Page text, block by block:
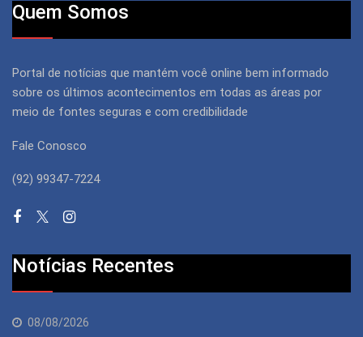
Quem Somos
Portal de notícias que mantém você online bem informado
sobre os últimos acontecimentos em todas as áreas por
meio de fontes seguras e com credibilidade
Fale Conosco
(92) 99347-7224
Notícias Recentes
08/08/2026